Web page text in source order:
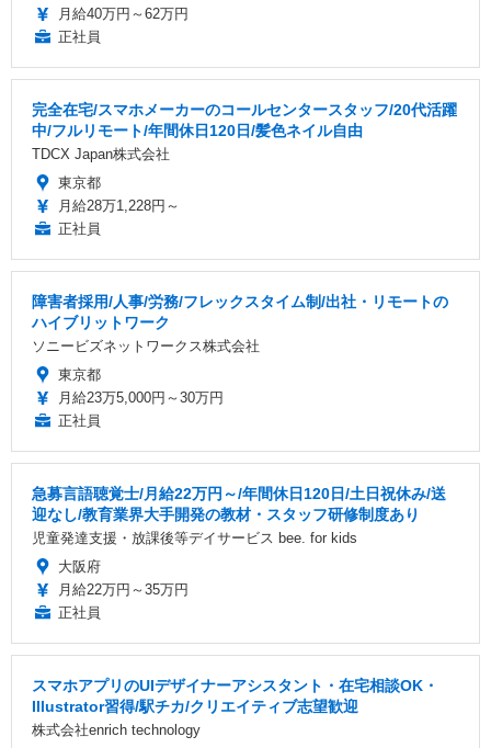
月給40万円～62万円
正社員
完全在宅/スマホメーカーのコールセンタースタッフ/20代活躍
中/フルリモート/年間休日120日/髪色ネイル自由
TDCX Japan株式会社
東京都
月給28万1,228円～
正社員
障害者採用/人事/労務/フレックスタイム制/出社・リモートの
ハイブリットワーク
ソニービズネットワークス株式会社
東京都
月給23万5,000円～30万円
正社員
急募言語聴覚士/月給22万円～/年間休日120日/土日祝休み/送
迎なし/教育業界大手開発の教材・スタッフ研修制度あり
児童発達支援・放課後等デイサービス bee. for kids
大阪府
月給22万円～35万円
正社員
スマホアプリのUIデザイナーアシスタント・在宅相談OK・
Illustrator習得/駅チカ/クリエイティブ志望歓迎
株式会社enrich technology